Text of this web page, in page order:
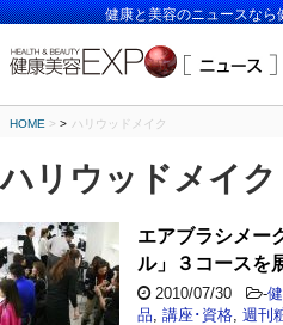
健康と美容のニュースなら
HOME > ハリウッドメイク
ハリウッドメイク
エアブラシメー
ル」３コースを
2010/07/30 -
品 講座･資格 週刊